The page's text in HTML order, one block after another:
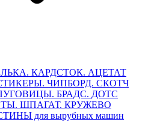
КАРДСТОК. АЦЕТАТ
ЧИПБОРД. СКОТЧ
БРАДС. ДОТС
ШПАГАТ. КРУЖЕВО
для вырубных машин